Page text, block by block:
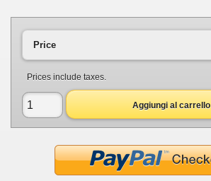
Price
Prices include taxes.
Aggiungi al carrello